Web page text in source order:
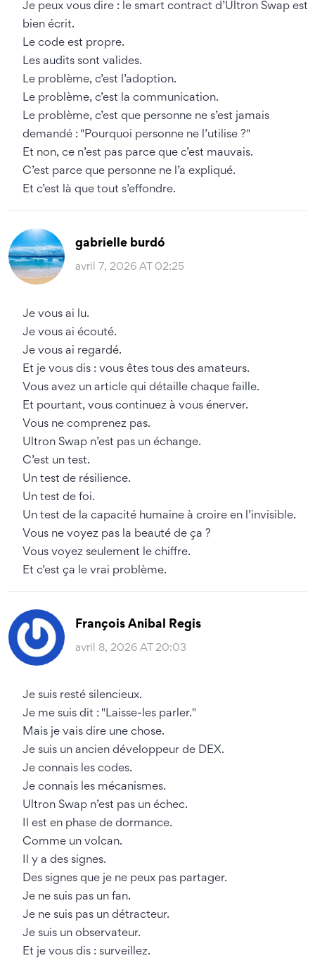
Je peux vous dire : le smart contract d’Ultron Swap est
bien écrit.
Le code est propre.
Les audits sont valides.
Le problème, c’est l’adoption.
Le problème, c’est la communication.
Le problème, c’est que personne ne s’est jamais
demandé : "Pourquoi personne ne l’utilise ?"
Et non, ce n’est pas parce que c’est mauvais.
C’est parce que personne ne l’a expliqué.
Et c’est là que tout s’effondre.
gabrielle burdó
avril 7, 2026 AT 02:25
Je vous ai lu.
Je vous ai écouté.
Je vous ai regardé.
Et je vous dis : vous êtes tous des amateurs.
Vous avez un article qui détaille chaque faille.
Et pourtant, vous continuez à vous énerver.
Vous ne comprenez pas.
Ultron Swap n’est pas un échange.
C’est un test.
Un test de résilience.
Un test de foi.
Un test de la capacité humaine à croire en l’invisible.
Vous ne voyez pas la beauté de ça ?
Vous voyez seulement le chiffre.
Et c’est ça le vrai problème.
François Anibal Regis
avril 8, 2026 AT 20:03
Je suis resté silencieux.
Je me suis dit : "Laisse-les parler."
Mais je vais dire une chose.
Je suis un ancien développeur de DEX.
Je connais les codes.
Je connais les mécanismes.
Ultron Swap n’est pas un échec.
Il est en phase de dormance.
Comme un volcan.
Il y a des signes.
Des signes que je ne peux pas partager.
Je ne suis pas un fan.
Je ne suis pas un détracteur.
Je suis un observateur.
Et je vous dis : surveillez.